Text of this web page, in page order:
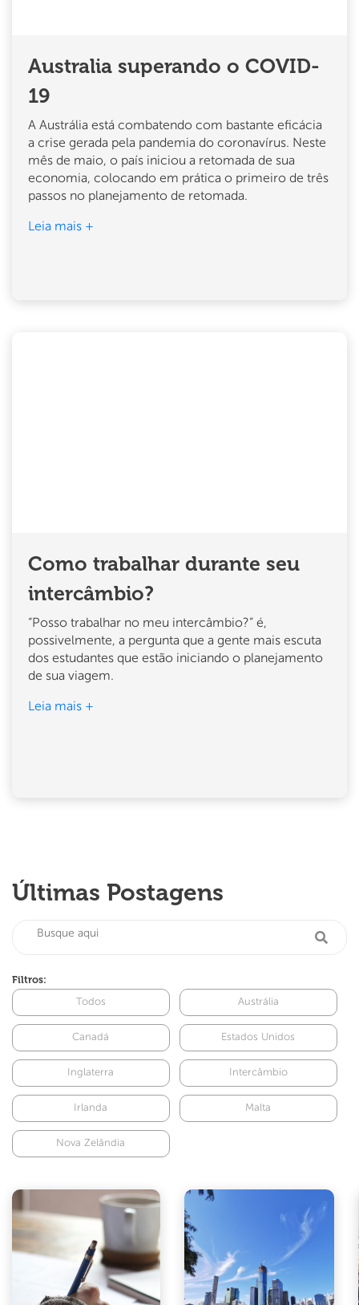
Australia superando o COVID-
19
A Austrália está combatendo com bastante eficácia
a crise gerada pela pandemia do coronavírus. Neste
mês de maio, o país iniciou a retomada de sua
economia, colocando em prática o primeiro de três
passos no planejamento de retomada.
Leia mais +
Como trabalhar durante seu
intercâmbio?
“Posso trabalhar no meu intercâmbio?” é,
possivelmente, a pergunta que a gente mais escuta
dos estudantes que estão iniciando o planejamento
de sua viagem.
Leia mais +
Últimas Postagens
Filtros:
Todos Austrália
Canadá Estados Unidos
Inglaterra Intercâmbio
Irlanda Malta
Nova Zelândia